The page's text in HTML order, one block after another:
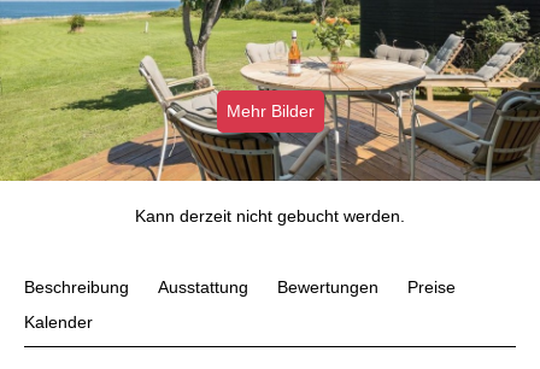
Mehr Bilder
Kann derzeit nicht gebucht werden.
Beschreibung Ausstattung Bewertungen
Preise
Kalender